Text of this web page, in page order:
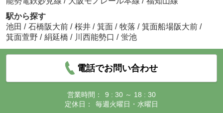
駅から探す
池田 / 石橋阪大前 / 桜井 / 箕面 / 牧落 / 箕面船場阪大前 /
箕面萱野 / 絹延橋 / 川西能勢口 / 蛍池
電話でお問い合わせ
営業時間：
9 : 30 ～ 18 : 30
定休日：
毎週火曜日・水曜日